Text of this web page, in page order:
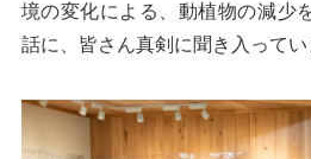
境の変化による、動植物の減少
話に、皆さん真剣に聞き入ってい